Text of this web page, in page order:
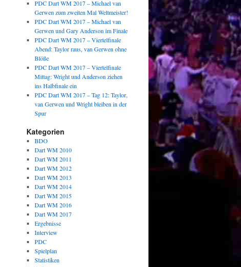
PDC Dart WM 2017 – Michael van
Gerwen zum zweiten Mal Weltmeister!
PDC Dart WM 2017 – Michael van
Gerwen und Gary Anderson im Finale
PDC Dart WM 2017 – Viertelfinale
Abend: Taylor raus, van Gerwen ohne
Blöße
PDC Dart WM 2017 – Viertelfinale
Mittag: Wright und Anderson ziehen
ins Halbfinale ein
PDC Dart WM 2017 – Tag 12: Taylor,
van Gerwen und Wright bleiben in der
Spur
Kategorien
BDO
Dart WM 2010
Dart WM 2011
Dart WM 2012
Dart WM 2013
Dart WM 2014
Dart WM 2015
Dart WM 2016
Dart WM 2017
Ergebnisse
Interview
PDC
Spielplan
Statistiken